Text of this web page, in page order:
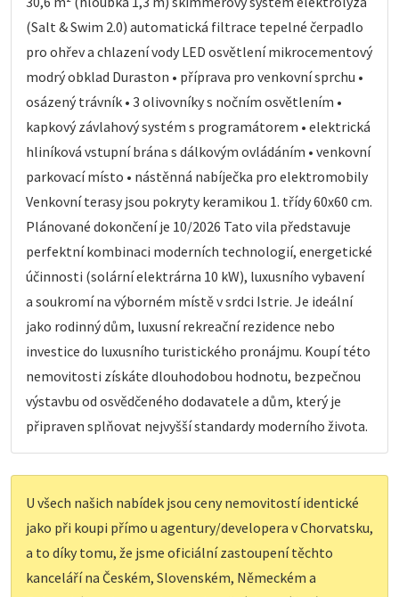
(Salt & Swim 2.0) automatická filtrace tepelné čerpadlo
pro ohřev a chlazení vody LED osvětlení mikrocementový
modrý obklad Duraston • příprava pro venkovní sprchu •
osázený trávník • 3 olivovníky s nočním osvětlením •
kapkový závlahový systém s programátorem • elektrická
hliníková vstupní brána s dálkovým ovládáním • venkovní
parkovací místo • nástěnná nabíječka pro elektromobily
Venkovní terasy jsou pokryty keramikou 1. třídy 60x60 cm.
Plánované dokončení je 10/2026 Tato vila představuje
perfektní kombinaci moderních technologií, energetické
účinnosti (solární elektrárna 10 kW), luxusního vybavení
a soukromí na výborném místě v srdci Istrie. Je ideální
jako rodinný dům, luxusní rekreační rezidence nebo
investice do luxusního turistického pronájmu. Koupí této
nemovitosti získáte dlouhodobou hodnotu, bezpečnou
výstavbu od osvědčeného dodavatele a dům, který je
připraven splňovat nejvyšší standardy moderního života.
U všech našich nabídek jsou ceny nemovitostí identické
jako při koupi přímo u agentury/developera v Chorvatsku,
a to díky tomu, že jsme oficiální zastoupení těchto
kanceláří na Českém, Slovenském, Německém a